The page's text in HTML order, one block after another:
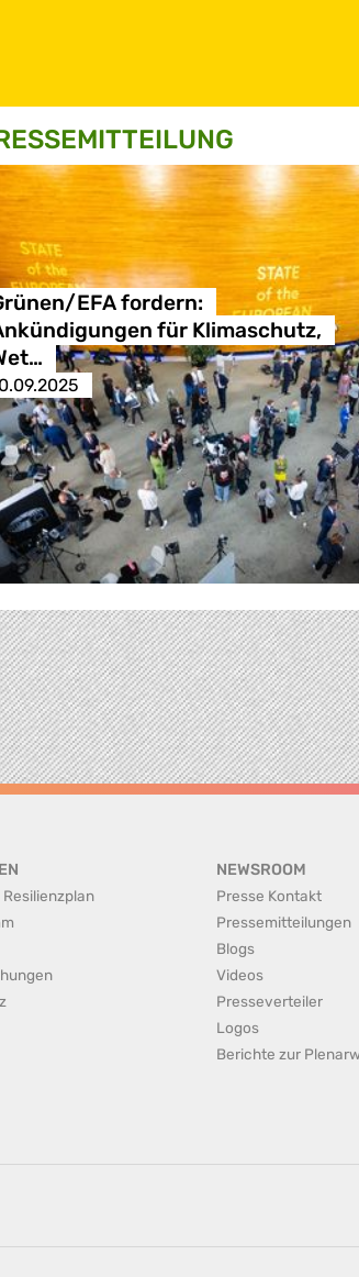
EFA fordern:
für Klimaschutz,
NEWSROOM
Presse Kontakt
Pressemitteilungen
Blogs
Videos
Presseverteiler
Logos
Berichte zur